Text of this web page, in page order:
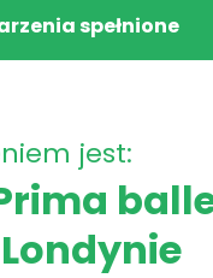
spełnione
jest: